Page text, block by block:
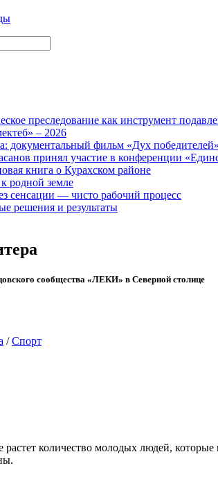
преследование как инструмент
– 2026
документальный фильм «Дух победителей»
принял участие в конференции
книга о Курахском районе
родной земле
сенсации — чисто рабочий процесс
решения и результаты
сообщества «ЛЕКИ» в Северной столице
/Спорт
количество молодых людей,